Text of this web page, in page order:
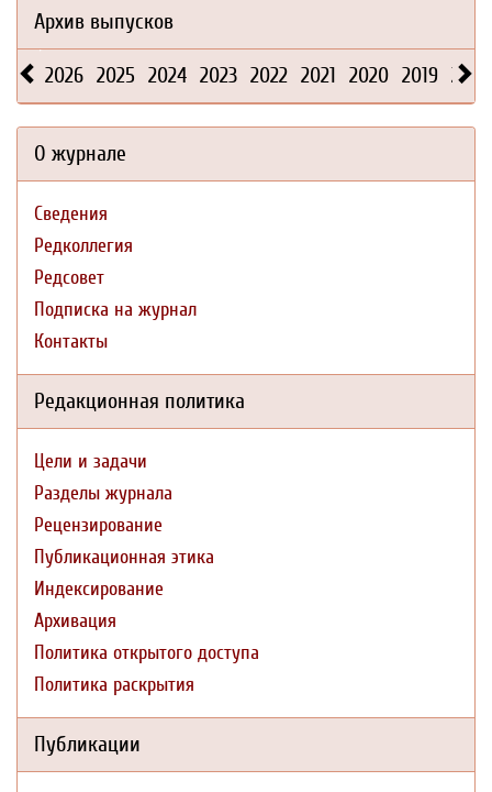
Архив выпусков
2026 2025 2024 2023 2022 2021 2020 2019 2018
О журнале
Сведения
Редколлегия
Редсовет
Подписка на журнал
Контакты
Редакционная политика
Цели и задачи
Разделы журнала
Рецензирование
Публикационная этика
Индексирование
Архивация
Политика открытого доступа
Политика раскрытия
Публикации